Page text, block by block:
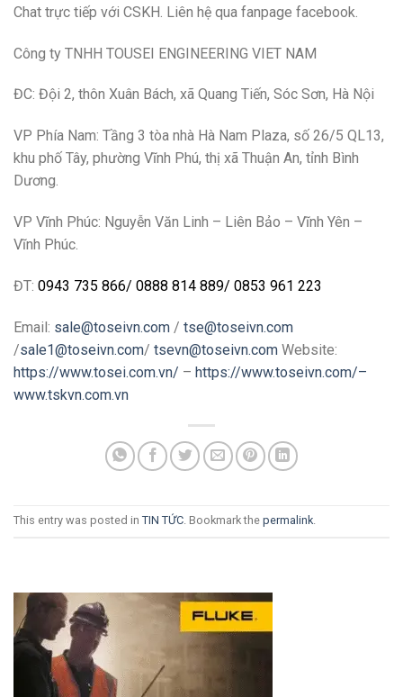
Chat trực tiếp với CSKH. Liên hệ qua fanpage facebook.
Công ty TNHH TOUSEI ENGINEERING VIET NAM
ĐC: Đội 2, thôn Xuân Bách, xã Quang Tiến, Sóc Sơn, Hà Nội
VP Phía Nam: Tầng 3 tòa nhà Hà Nam Plaza, số 26/5 QL13,
khu phố Tây, phường Vĩnh Phú, thị xã Thuận An, tỉnh Bình
Dương.
VP Vĩnh Phúc: Nguyễn Văn Linh – Liên Bảo – Vĩnh Yên –
Vĩnh Phúc.
ĐT: 0943 735 866/ 0888 814 889/ 0853 961 223
Email: sale@toseivn.com / tse@toseivn.com
/sale1@toseivn.com/ tsevn@toseivn.com Website:
https://www.tosei.com.vn/ – https://www.toseivn.com/–
www.tskvn.com.vn
This entry was posted in TIN TỨC . Bookmark the permalink